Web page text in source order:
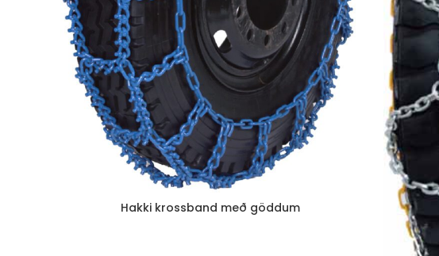
Hakki krossband með göddum